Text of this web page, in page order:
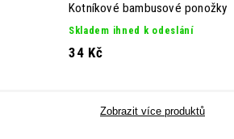
Kotníkové bambusové ponožky
Skladem ihned k odeslání
34 Kč
Zobrazit více produktů